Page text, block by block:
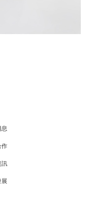
息
作
訊
展